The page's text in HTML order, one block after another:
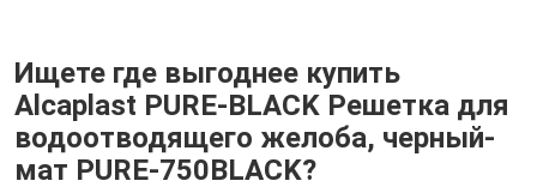
Ищете где выгоднее купить
Alcaplast PURE-BLACK Решетка для
водоотводящего желоба, черный-
мат PURE-750BLACK?